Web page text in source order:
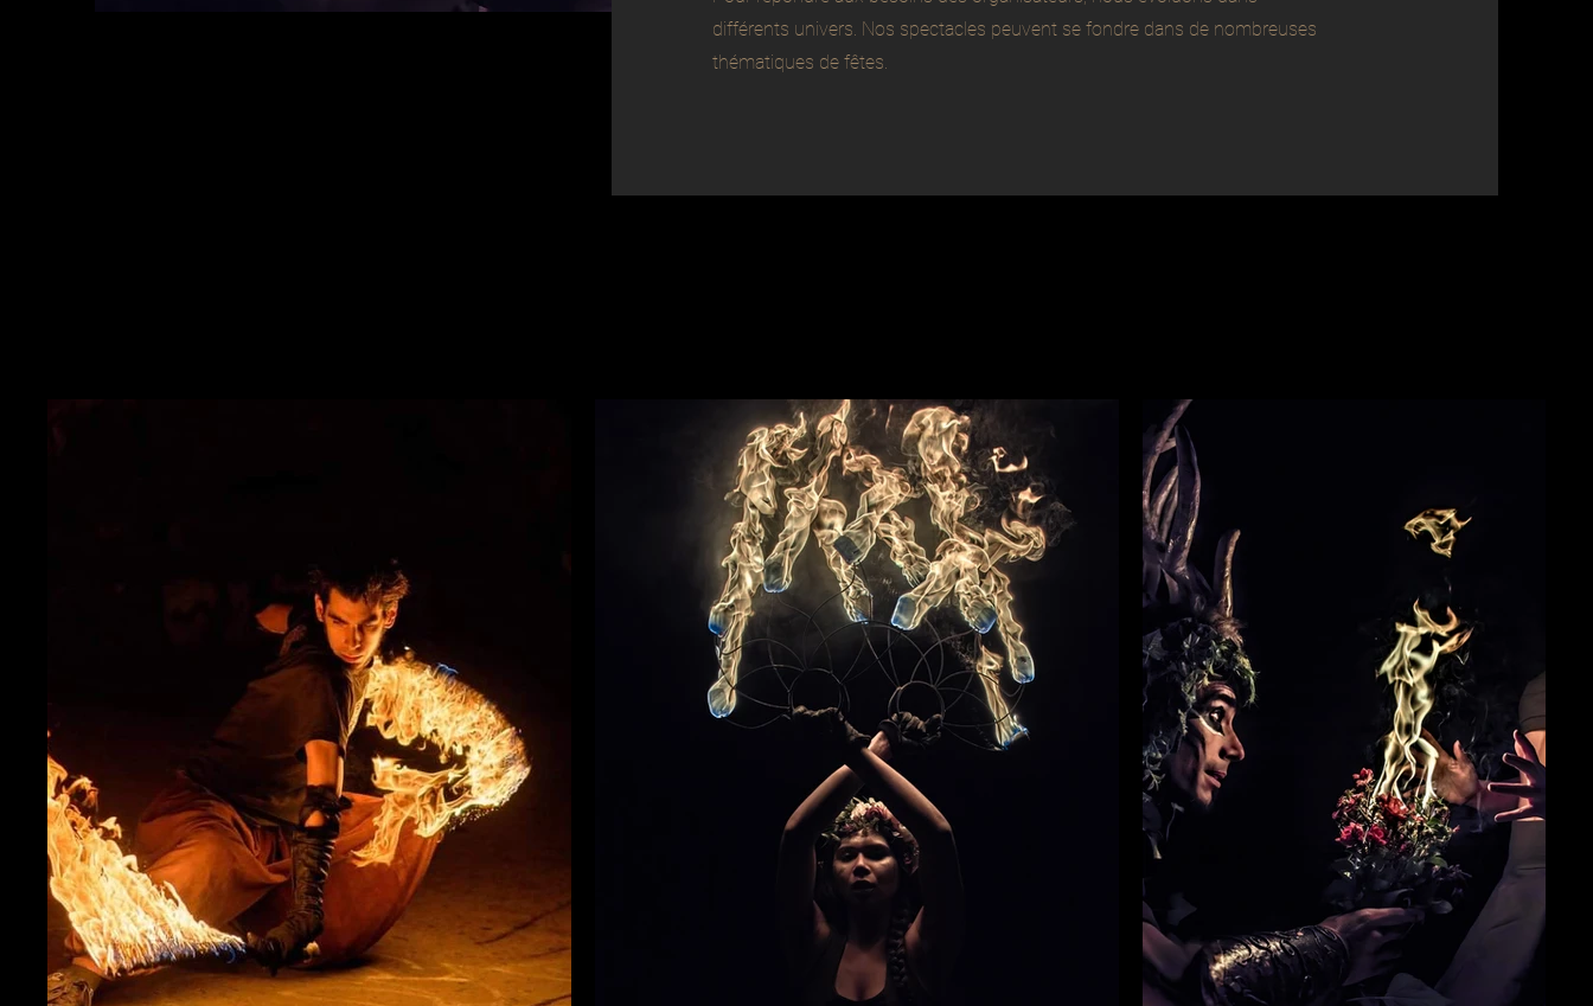
différents univers. Nos spectacles peuvent se fondre dans de nombreuses
thématiques de fêtes.